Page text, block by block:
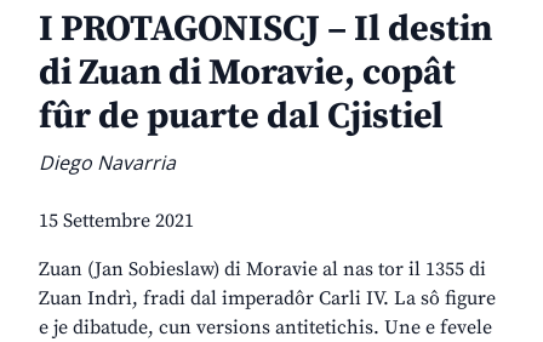
I PROTAGONISCJ – Il destin
di Zuan di Moravie, copât
fûr de puarte dal Cjistiel
Diego Navarria
15 Settembre 2021
Zuan (Jan Sobieslaw) di Moravie al nas tor il 1355 di
Zuan Indrì, fradi dal imperadôr Carli IV. La sô figure
e je dibatude, cun versions antitetichis. Une e fevele